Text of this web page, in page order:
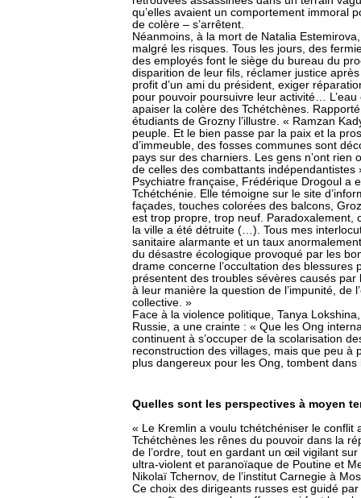
qu’elles avaient un comportement immoral
de colère – s’arrêtent.
Néanmoins, à la mort de Natalia
malgré les risques. Tous les jours, des
des employés font le siège du bureau du
disparition de leur fils, réclamer justice
profit d’un ami du président, exiger
pour pouvoir poursuivre leur activité…
apaiser la colère des Tchétchènes.
étudiants de Grozny l’illustre. « Ramzan
peuple. Et le bien passe par la paix et la
d’immeuble, des fosses communes sont
pays sur des charniers. Les gens n’ont rien
de celles des combattants indépendantistes
Psychiatre française, Frédérique Drogoul a
Tchétchénie. Elle témoigne sur le site
façades, touches colorées des balcons,
est trop propre, trop neuf. Paradoxalement,
la ville a été détruite (…). Tous mes
sanitaire alarmante et un taux
du désastre écologique provoqué par les
drame concerne l’occultation des blessures
présentent des troubles sévères causés
à leur manière la question de l’impunité, de
collective. »
Face à la violence politique, Tanya
Russie, a une crainte : « Que les Ong
continuent à s’occuper de la scolarisation
reconstruction des villages, mais que peu à
plus dangereux pour les Ong, tombent dans
Quelles sont les perspectives à moyen
« Le Kremlin a voulu tchétchéniser le
Tchétchènes les rênes du pouvoir dans la
de l’ordre, tout en gardant un œil vigilant
ultra-violent et paranoïaque de Poutine et
Nikolaï Tchernov, de l’institut Carnegie à
Ce choix des dirigeants russes est guidé